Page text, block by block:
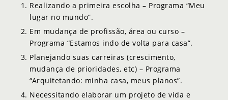
Realizando a primeira escolha – Programa “Meu
lugar no mundo”.
Em mudança de profissão, área ou curso –
Programa “Estamos indo de volta para casa”.
Planejando suas carreiras (crescimento,
mudança de prioridades, etc) – Programa
“Arquitetando: minha casa, meus planos”.
Necessitando elaborar um projeto de vida e